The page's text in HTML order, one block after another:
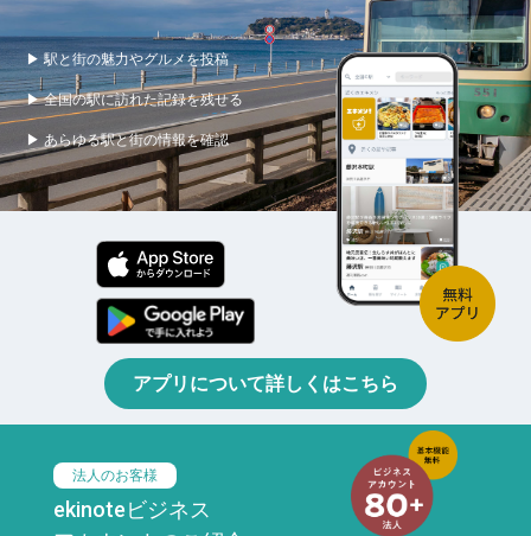
▶ 駅と街の魅力やグルメを投稿
▶ 全国の駅に訪れた記録を残せる
▶ あらゆる駅と街の情報を確認
アプリについて詳しくはこちら
法人のお客様
ekinoteビジネス